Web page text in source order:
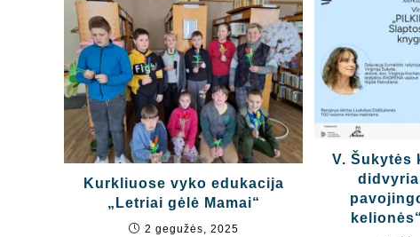
Kurkliuose vyko edukacija
„Letriai gėlė Mamai“
2 gegužės, 2025
V. Šukytės